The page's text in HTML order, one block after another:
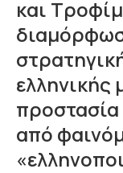
και
ελληνικής
προστασία
από